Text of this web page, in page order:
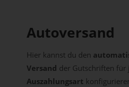
Autoversand
Hier kannst du den
Versand der Gutschriften für
Auszahlungsart